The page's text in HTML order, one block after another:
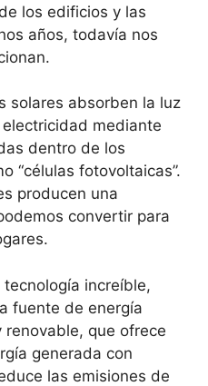
los edificios y las
años, todavía nos
solares absorben la luz
mediante
dentro de los
“células fotovoltaicas”.
producen una
convertir para
increíble,
fuente de energía
que ofrece
generada con
las emisiones de